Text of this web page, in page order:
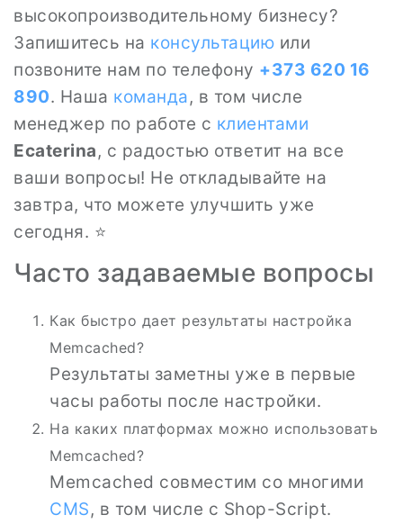
высокопроизводительному бизнесу?
Запишитесь на консультацию или
позвоните нам по телефону +373 620 16
890. Наша команда, в том числе
менеджер по работе с клиентами
Ecaterina, с радостью ответит на все
ваши вопросы! Не откладывайте на
завтра, что можете улучшить уже
сегодня. ⭐
Часто задаваемые вопросы
Как быстро дает результаты настройка
Memcached?
Результаты заметны уже в первые
часы работы после настройки.
На каких платформах можно использовать
Memcached?
Memcached совместим со многими
CMS, в том числе с Shop-Script.